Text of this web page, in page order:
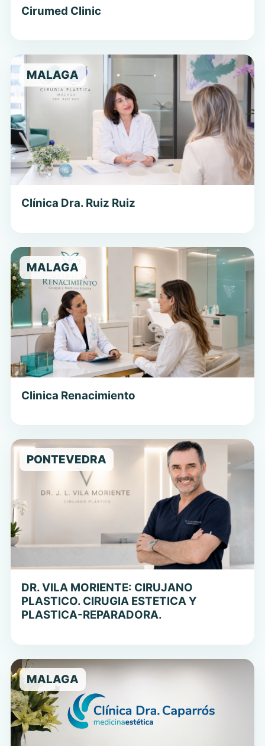
Cirumed Clinic
MALAGA
Clínica Dra. Ruiz Ruiz
MALAGA
Clinica Renacimiento
PONTEVEDRA
DR. VILA MORIENTE: CIRUJANO
PLASTICO. CIRUGIA ESTETICA Y
PLASTICA-REPARADORA.
MALAGA